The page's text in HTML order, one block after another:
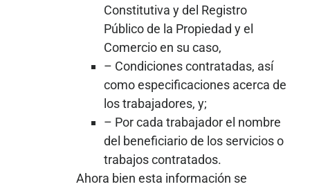
Constitutiva y del Registro
Público de la Propiedad y el
Comercio en su caso,
– Condiciones contratadas, así
como especificaciones acerca de
los trabajadores, y;
– Por cada trabajador el nombre
del beneficiario de los servicios o
trabajos contratados.
Ahora bien esta información se